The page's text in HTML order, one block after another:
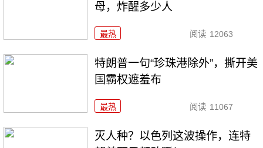
母，炸醒多少人
最热 阅读 12063
特朗普一句“珍珠港除外”，撕开美
国霸权遮羞布
最热 阅读 11067
灭人种？以色列这波操作，连特